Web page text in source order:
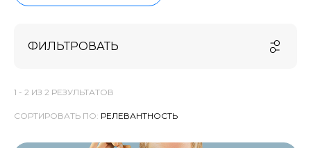
ФИЛЬТРОВАТЬ
1 - 2 ИЗ 2 РЕЗУЛЬТАТОВ
СОРТИРОВАТЬ ПО: